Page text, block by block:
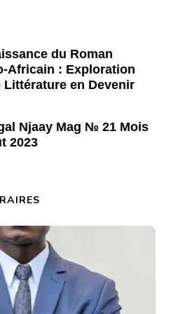
du Roman
Africain : Exploration
Littérature en Devenir
Njaay Mag № 21 Mois
2023